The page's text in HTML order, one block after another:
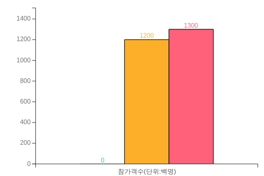
0
1200
1300
참가객수(단위:백명)
0
200
400
600
800
1000
1200
1400